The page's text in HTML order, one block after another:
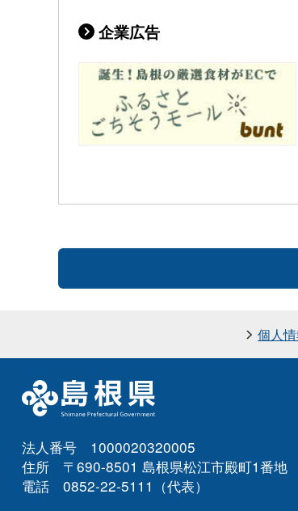
企業広告
個人
法人番号 1000020320005
住所 〒690-8501 島根県松江市殿町1番地
電話 0852-22-5111（代表）